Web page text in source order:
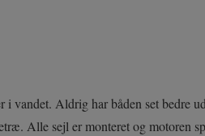
vandet. Aldrig har båden set bedre
Alle sejl er monteret og motoren